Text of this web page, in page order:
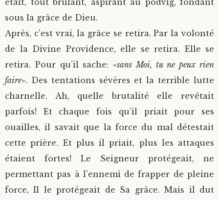
était, tout brûlant, aspirant au podvig, fondant
sous la grâce de Dieu.
Après, c’est vrai, la grâce se retira. Par la volonté
de la Divine Providence, elle se retira. Elle se
retira. Pour qu’il sache: «sans Moi, tu ne peux rien
faire». Des tentations sévères et la terrible lutte
charnelle. Ah, quelle brutalité elle revêtait
parfois! Et chaque fois qu’il priait pour ses
ouailles, il savait que la force du mal détestait
cette prière. Et plus il priait, plus les attaques
étaient fortes! Le Seigneur protégeait, ne
permettant pas à l’ennemi de frapper de pleine
force, Il le protégeait de Sa grâce. Mais il dut